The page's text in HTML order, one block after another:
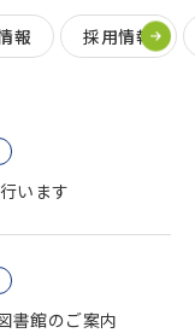
報 採用情報
います
書館のご案内